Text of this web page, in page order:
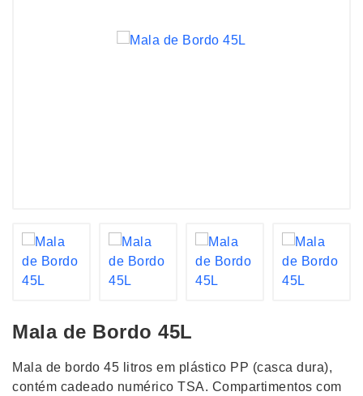
Mala de Bordo 45L
Mala de bordo 45 litros em plástico PP (casca dura),
contém cadeado numérico TSA. Compartimentos com